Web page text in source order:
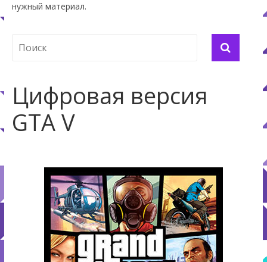
нужный материал.
Цифровая версия
GTA V